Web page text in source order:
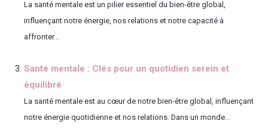
La santé mentale est un pilier essentiel du bien-être global,
influençant notre énergie, nos relations et notre capacité à
affronter...
Santé mentale : Clés pour un quotidien serein et
équilibré
La santé mentale est au cœur de notre bien-être global, influençant
notre énergie quotidienne et nos relations. Dans un monde...